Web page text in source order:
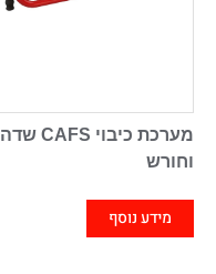
מערכת כיבוי CAFS שדה
וחורש
מידע נוסף